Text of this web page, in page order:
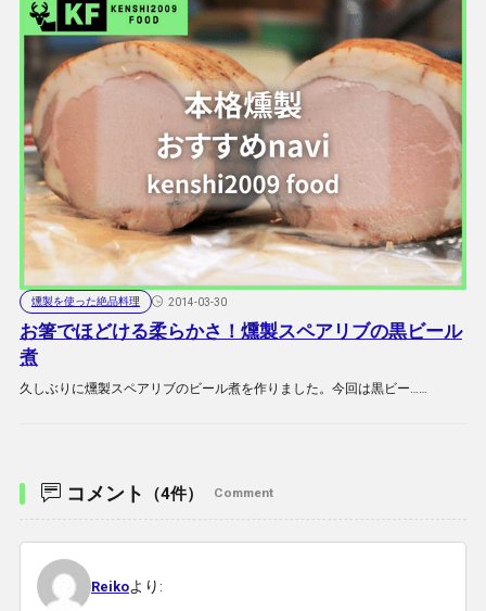
燻製を使った絶品料理 2014-03-30
お箸でほどける柔らかさ！燻製スペアリブの黒ビール
煮
久しぶりに燻製スペアリブのビール煮を作りました。今回は黒ビー……
コメント （4件） Comment
Reikoより: